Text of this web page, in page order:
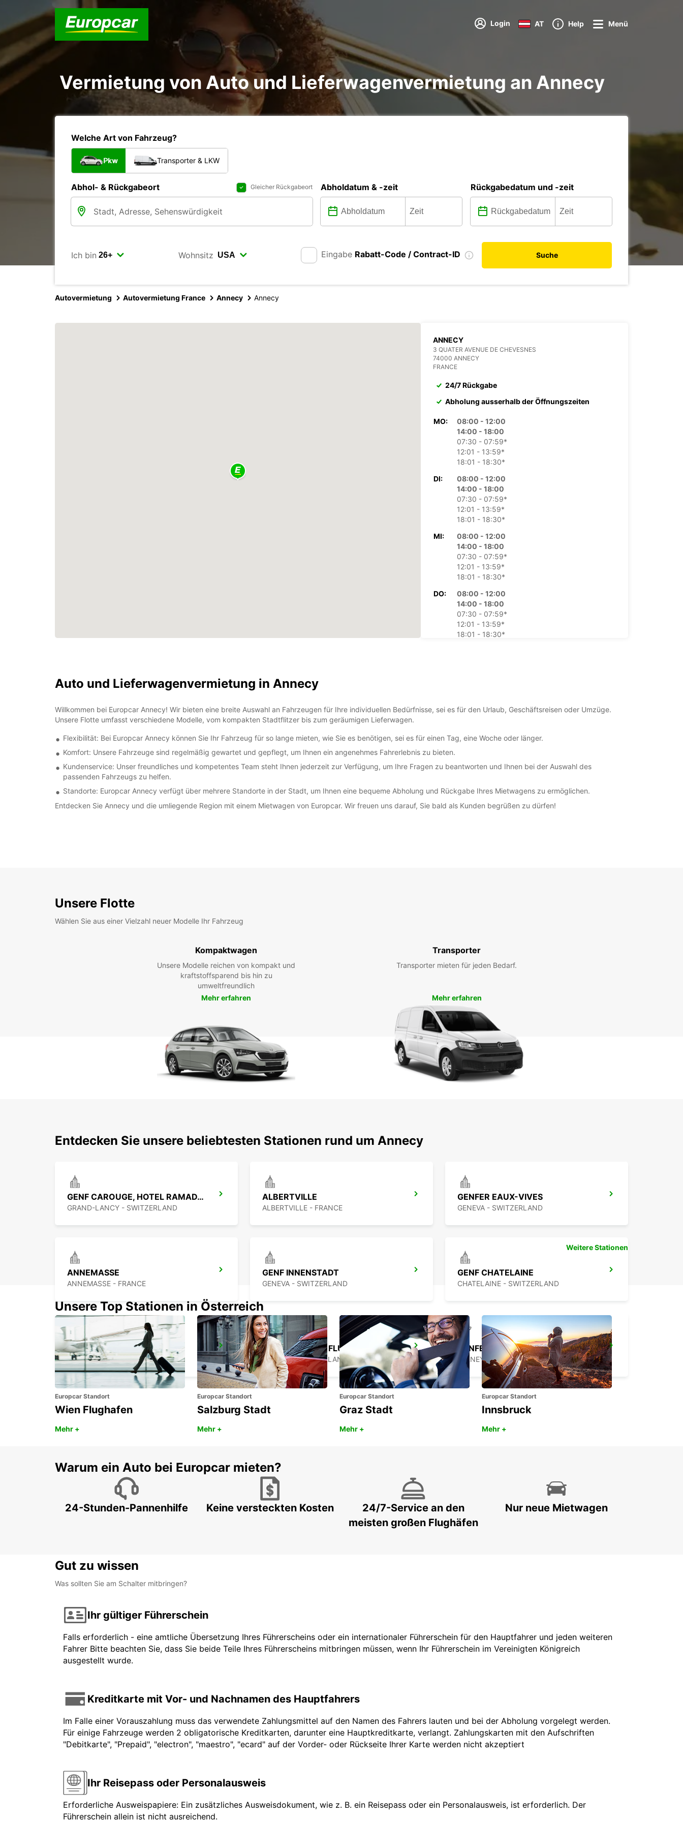
Login AT Help Menü
Vermietung von Auto und Lieferwagenvermietung an Annecy
Welche Art von Fahrzeug?
Pkw Transporter & LKW
Abhol- & Rückgabeort Gleicher Rückgabeort Abholdatum & -zeit Rückgabedatum und -zeit
Ich bin Wohnsitz Eingabe Rabatt-Code / Contract-ID Suche
Autovermietung Autovermietung France Annecy Annecy
ANNECY
3 QUATER AVENUE DE CHEVESNES
74000 ANNECY
FRANCE
24/7 Rückgabe
Abholung ausserhalb der Öffnungszeiten
MO:
08:00 - 12:00
14:00 - 18:00
07:30 - 07:59*
12:01 - 13:59*
18:01 - 18:30*
DI:
08:00 - 12:00
14:00 - 18:00
07:30 - 07:59*
12:01 - 13:59*
18:01 - 18:30*
MI:
08:00 - 12:00
14:00 - 18:00
07:30 - 07:59*
12:01 - 13:59*
18:01 - 18:30*
DO:
08:00 - 12:00
14:00 - 18:00
07:30 - 07:59*
12:01 - 13:59*
18:01 - 18:30*
SA:
08:00 - 12:30
12:31 - 13:29*
SO:
Auf Anfrage
Öffnungszeiten verfügbar
Anfragen können nur innerhalb der Standard-
Öffnungszeiten bearbeitet werden. Öffnungszeiten an
Auto und Lieferwagenvermietung in Annecy
Willkommen bei Europcar Annecy! Wir bieten eine breite Auswahl an Fahrzeugen für Ihre individuellen Bedürfnisse, sei es für den Urlaub, Geschäftsreisen oder Umzüge.
Unsere Flotte umfasst verschiedene Modelle, vom kompakten Stadtflitzer bis zum geräumigen Lieferwagen.
Flexibilität: Bei Europcar Annecy können Sie Ihr Fahrzeug für so lange mieten, wie Sie es benötigen, sei es für einen Tag, eine Woche oder länger.
Komfort: Unsere Fahrzeuge sind regelmäßig gewartet und gepflegt, um Ihnen ein angenehmes Fahrerlebnis zu bieten.
Kundenservice: Unser freundliches und kompetentes Team steht Ihnen jederzeit zur Verfügung, um Ihre Fragen zu beantworten und Ihnen bei der Auswahl des
passenden Fahrzeugs zu helfen.
Standorte: Europcar Annecy verfügt über mehrere Standorte in der Stadt, um Ihnen eine bequeme Abholung und Rückgabe Ihres Mietwagens zu ermöglichen.
Entdecken Sie Annecy und die umliegende Region mit einem Mietwagen von Europcar. Wir freuen uns darauf, Sie bald als Kunden begrüßen zu dürfen!
Unsere Flotte
Wählen Sie aus einer Vielzahl neuer Modelle Ihr Fahrzeug
Kompaktwagen
Unsere Modelle reichen von kompakt und
kraftstoffsparend bis hin zu
umweltfreundlich
Mehr erfahren
Transporter
Transporter mieten für jeden Bedarf.
Mehr erfahren
Entdecken Sie unsere beliebtesten Stationen rund um Annecy
GENF CAROUGE, HOTEL RAMADA ENCORE
GRAND-LANCY - SWITZERLAND
ALBERTVILLE
ALBERTVILLE - FRANCE
GENFER EAUX-VIVES
GENEVA - SWITZERLAND
ANNEMASSE
ANNEMASSE - FRANCE
GENF INNENSTADT
GENEVA - SWITZERLAND
GENF CHATELAINE
CHATELAINE - SWITZERLAND
GENEVA VERNIER
VERNIER - SWITZERLAND
GENF COINTRIN FLUGHAFEN (SCHWEIZ)
GENEVA - SWITZERLAND
GENFER FLUGHAFEN FRANZÖSISCHER SEKTOR
FERNEY VOLTAIRE - FRANCE
Weitere Stationen
Unsere Top Stationen in Österreich
Europcar Standort
Wien Flughafen
Mehr +
Europcar Standort
Salzburg Stadt
Mehr +
Europcar Standort
Graz Stadt
Mehr +
Europcar Standort
Innsbruck
Mehr +
Warum ein Auto bei Europcar mieten?
24-Stunden-Pannenhilfe Keine versteckten Kosten
24/7-Service an den
meisten großen Flughäfen
Nur neue Mietwagen
Gut zu wissen
Was sollten Sie am Schalter mitbringen?
Ihr gültiger Führerschein
Falls erforderlich - eine amtliche Übersetzung Ihres Führerscheins oder ein internationaler Führerschein für den Hauptfahrer und jeden weiteren
Fahrer Bitte beachten Sie, dass Sie beide Teile Ihres Führerscheins mitbringen müssen, wenn Ihr Führerschein im Vereinigten Königreich
ausgestellt wurde.
Kreditkarte mit Vor- und Nachnamen des Hauptfahrers
Im Falle einer Vorauszahlung muss das verwendete Zahlungsmittel auf den Namen des Fahrers lauten und bei der Abholung vorgelegt werden.
Für einige Fahrzeuge werden 2 obligatorische Kreditkarten, darunter eine Hauptkreditkarte, verlangt. Zahlungskarten mit den Aufschriften
"Debitkarte", "Prepaid", "electron", "maestro", "ecard" auf der Vorder- oder Rückseite Ihrer Karte werden nicht akzeptiert
Ihr Reisepass oder Personalausweis
Erforderliche Ausweispapiere: Ein zusätzliches Ausweisdokument, wie z. B. ein Reisepass oder ein Personalausweis, ist erforderlich. Der
Führerschein allein ist nicht ausreichend.